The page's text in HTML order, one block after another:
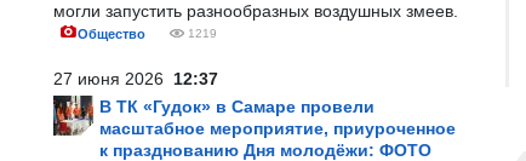
могли запустить разнообразных воздушных змеев.
Общество 1219
27 июня 2026 12:37
В ТК «Гудок» в Самаре провели
масштабное мероприятие, приуроченное
к празднованию Дня молодёжи: ФОТО